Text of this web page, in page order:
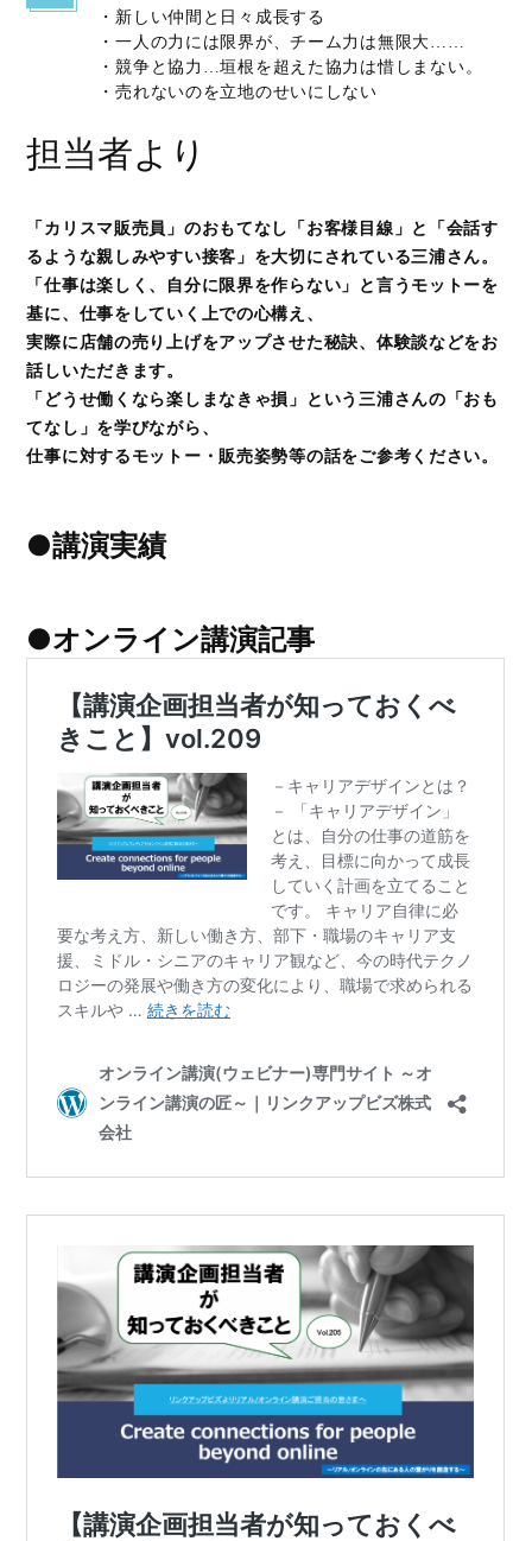
・新しい仲間と日々成長する
・一人の力には限界が、チーム力は無限大……
・競争と協力…垣根を超えた協力は惜しまない。
・売れないのを立地のせいにしない
担当者より
「カリスマ販売員」のおもてなし「お客様目線」と「会話す
るような親しみやすい接客」を大切にされている三浦さん。
「仕事は楽しく、自分に限界を作らない」と言うモットーを
基に、仕事をしていく上での心構え、
実際に店舗の売り上げをアップさせた秘訣、体験談などをお
話しいただきます。
「どうせ働くなら楽しまなきゃ損」という三浦さんの「おも
てなし」を学びながら、
仕事に対するモットー・ 販売姿勢等の話をご参考ください。
●講演実績
●オンライン講演記事